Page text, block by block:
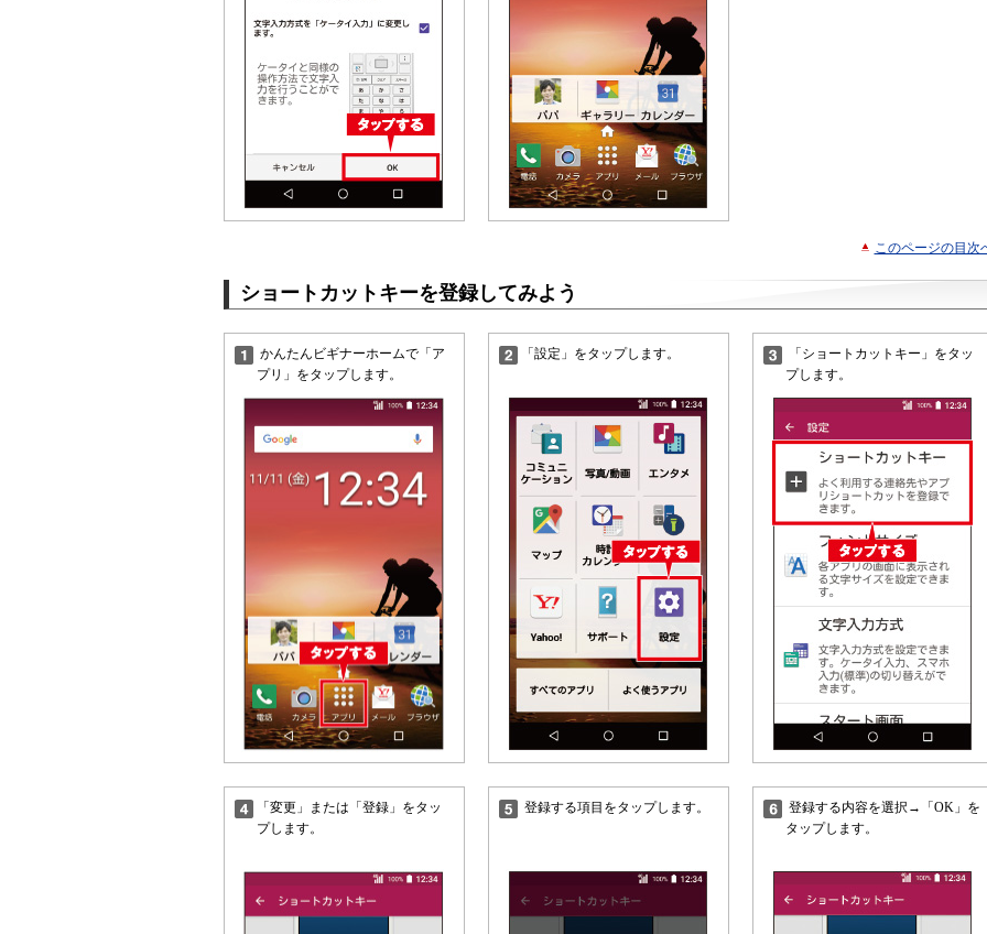
このページの目次
ショートカットキーを登録してみよう
かんたんビギナーホームで「ア
プリ」をタップします。
「設定」をタップします。
「ショートカットキー」をタッ
プします。
「変更」または「登録」をタッ
プします。
登録する項目をタップします。
登録する内容を選択→「OK」を
タップします。